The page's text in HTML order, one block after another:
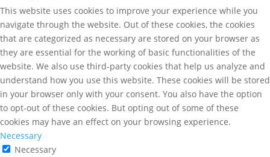
This website uses cookies to improve your experience while you
navigate through the website. Out of these cookies, the cookies
that are categorized as necessary are stored on your browser as
they are essential for the working of basic functionalities of the
website. We also use third-party cookies that help us analyze and
understand how you use this website. These cookies will be stored
in your browser only with your consent. You also have the option
to opt-out of these cookies. But opting out of some of these
cookies may have an effect on your browsing experience.
Necessary
Necessary